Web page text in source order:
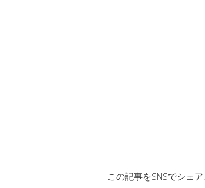
この記事をSNSでシェア!